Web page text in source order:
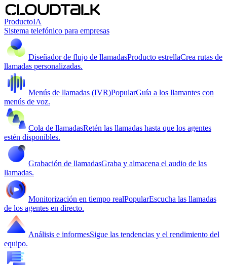
ProductoIA
Sistema telefónico para empresas
Diseñador de flujo de llamadasProducto estrellaCrea rutas de
llamadas personalizadas.
Menús de llamadas (IVR)PopularGuía a los llamantes con
menús de voz.
Cola de llamadasRetén las llamadas hasta que los agentes
estén disponibles.
Grabación de llamadasGraba y almacena el audio de las
llamadas.
Monitorización en tiempo realPopularEscucha las llamadas
de los agentes en directo.
Análisis e informesSigue las tendencias y el rendimiento del
equipo.